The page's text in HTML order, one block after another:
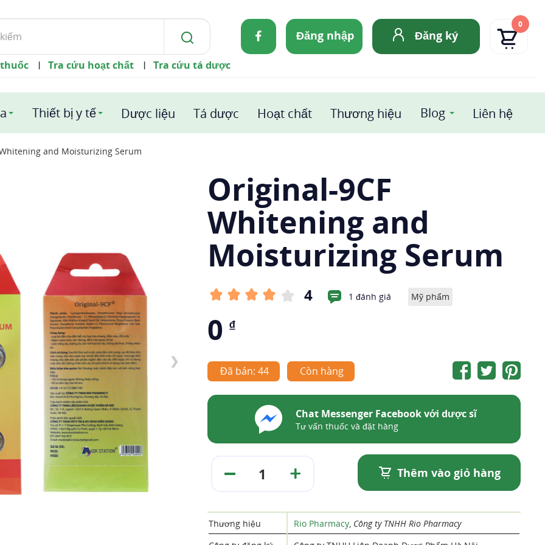
Đăng nhập Đăng ký
0
| Tra cứu hoạt chất | Tra cứu tá dược
Thiết bị y tế Dược liệu Tá dược Hoạt chất Thương hiệu Blog Liên hệ
and Moisturizing Serum
❯
Original-9CF
Whitening and
Moisturizing Serum
4 1 đánh giá Mỹ phẩm
0 ₫
Đã bán: 44 Còn hàng
Chat Messenger Facebook với dược sĩ
Tư vấn thuốc và đặt hàng
Thêm vào giỏ hàng
Thương hiệu Rio Pharmacy, Công ty TNHH Rio Pharmacy